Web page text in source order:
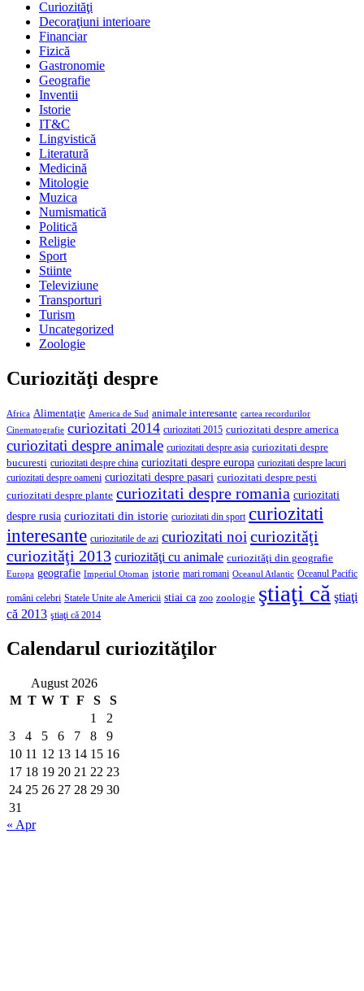
Curiozităţi
Decoraţiuni interioare
Financiar
Fizică
Gastronomie
Geografie
Inventii
Istorie
IT&C
Lingvistică
Literatură
Medicină
Mitologie
Muzica
Numismatică
Politică
Religie
Sport
Stiinte
Televiziune
Transporturi
Turism
Uncategorized
Zoologie
Curiozităţi despre
Africa Alimentaţie America de Sud animale interesante cartea recordurilor
Cinematografie curiozitati 2014 curiozitati 2015 curiozitati despre america
curiozitati despre animale curiozitati despre asia curiozitati despre
bucuresti curiozitati despre china curiozitati despre europa curiozitati despre lacuri
curiozitati despre oameni curiozitati despre pasari curiozitati despre pesti
curiozitati despre plante curiozitati despre romania curiozitati
despre rusia curiozitati din istorie curiozitati din sport curiozitati
interesante curiozitatile de azi curiozitati noicuriozităţi
curiozităţi 2013 curiozităţi cu animale curiozităţi din geografie
Europa geografie Imperiul Otoman istorie mari romani Oceanul Atlantic Oceanul Pacific
români celebri Statele Unite ale Americii stiai ca zoo zoologie ştiaţi că ştiaţi
că 2013 ştiaţi că 2014
Calendarul curiozităţilor
August 2026
M T W T F S
S
1
2
3
4 5 6 7 8
9
10 11 12 13 14 15 16
17 18 19 20 21 22 23
24 25 26 27 28 29 30
31
« Apr